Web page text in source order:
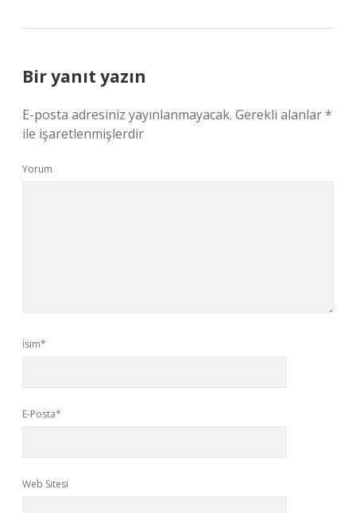
Bir yanıt yazın
E-posta adresiniz yayınlanmayacak. Gerekli alanlar*
ile işaretlenmişlerdir
Yorum
İsim*
E-Posta*
Web Sitesi